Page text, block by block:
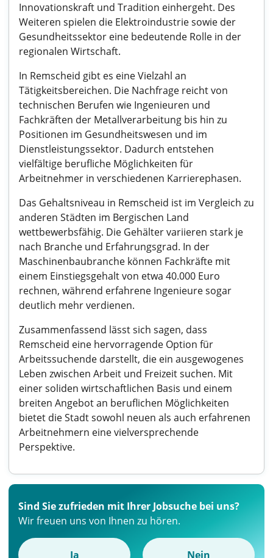
Innovationskraft und Tradition einhergeht. Des
Weiteren spielen die Elektroindustrie sowie der
Gesundheitssektor eine bedeutende Rolle in der
regionalen Wirtschaft.
In Remscheid gibt es eine Vielzahl an
Tätigkeitsbereichen. Die Nachfrage reicht von
technischen Berufen wie Ingenieuren und
Fachkräften der Metallverarbeitung bis hin zu
Positionen im Gesundheitswesen und im
Dienstleistungssektor. Dadurch entstehen
vielfältige berufliche Möglichkeiten für
Arbeitnehmer in verschiedenen Karrierephasen.
Das Gehaltsniveau in Remscheid ist im Vergleich zu
anderen Städten im Bergischen Land
wettbewerbsfähig. Die Gehälter variieren stark je
nach Branche und Erfahrungsgrad. In der
Maschinenbaubranche können Fachkräfte mit
einem Einstiegsgehalt von etwa 40.000 Euro
rechnen, während erfahrene Ingenieure sogar
deutlich mehr verdienen.
Zusammenfassend lässt sich sagen, dass
Remscheid eine hervorragende Option für
Arbeitssuchende darstellt, die ein ausgewogenes
Leben zwischen Arbeit und Freizeit suchen. Mit
einer soliden wirtschaftlichen Basis und einem
breiten Angebot an beruflichen Möglichkeiten
bietet die Stadt sowohl neuen als auch erfahrenen
Arbeitnehmern eine vielversprechende
Perspektive.
Sind Sie zufrieden mit Ihrer Jobsuche bei uns?
Wir freuen uns von Ihnen zu hören.
Ja Nein